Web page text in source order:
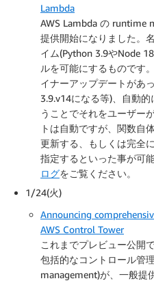
Lambda
AWS Lambda の runtime
提供開始になりました。
イム(Python 3.9やNode
ルを可能にするものです
イナーアップデートがあ
3.9.v14になる等)、自動
うことでそれをユーザー
トは自動ですが、関数自
更新する、もしくは完全
指定するといった事が可
ログをご覧ください。
1/24(火)
Announcing
AWS Control Tower
これまでプレビュー公開
包括的なコントロール管
management)が、一般提